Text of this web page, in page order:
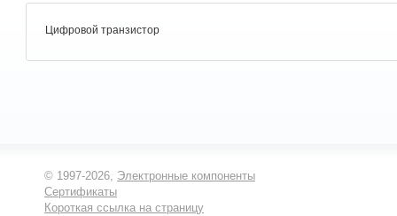
Цифровой транзистор
© 1997-2026, Электронные компоненты
Сертификаты
Короткая ссылка на страницу